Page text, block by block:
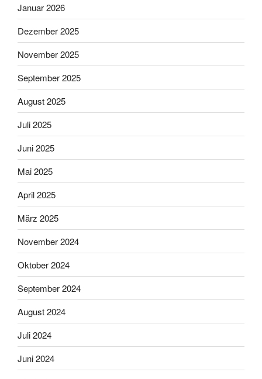
Januar 2026
Dezember 2025
November 2025
September 2025
August 2025
Juli 2025
Juni 2025
Mai 2025
April 2025
März 2025
November 2024
Oktober 2024
September 2024
August 2024
Juli 2024
Juni 2024